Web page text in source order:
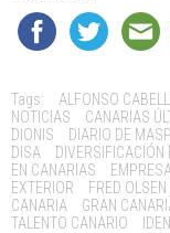
Tags: ALFONSO
NOTICIAS
CANARIAS
DIONIS
DIARIO DE
DISA
EN CANARIAS
EXTERIOR
FRED
CANARIA
GRAN
TALENTO CANARIO